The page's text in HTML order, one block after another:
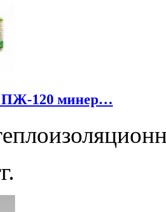
120 минер…